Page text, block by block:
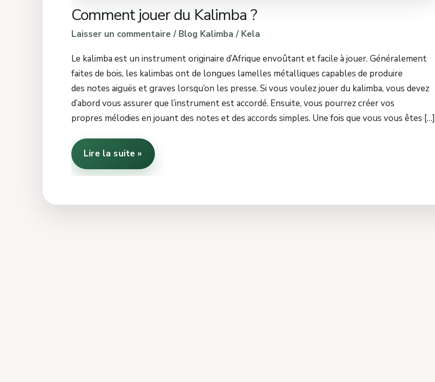
Comment jouer du Kalimba ?
Laisser un commentaire / Blog Kalimba / Kela
Le kalimba est un instrument originaire d’Afrique envoûtant et facile à jouer. Généralement
faites de bois, les kalimbas ont de longues lamelles métalliques capables de produire
des notes aiguës et graves lorsqu’on les presse. Si vous voulez jouer du kalimba, vous devez
d’abord vous assurer que l’instrument est accordé. Ensuite, vous pourrez créer vos
propres mélodies en jouant des notes et des accords simples. Une fois que vous vous êtes […]
Lire la suite »